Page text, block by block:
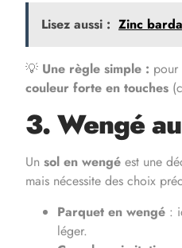
Lisez aussi : Zinc
💡 Une règle simple : pour
couleur forte en touches
3. Wengé
Un sol en wengé est une
mais nécessite des choix
Parquet en wengé :
léger.